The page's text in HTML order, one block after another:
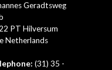
Geradtsweg
PT Hilversum
Netherlands
(31) 35 -